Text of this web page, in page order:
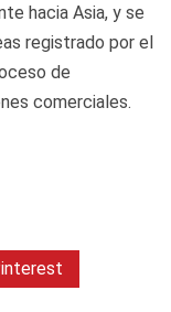
hacia Asia, y se
registrado por el
de
comerciales.